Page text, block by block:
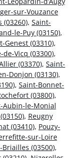
sur-Vouzance
(03260), Saint-
le-Puy (03150),
Genest (03310),
Vicq (03300),
(03370), Saint-
Donjon (03130),
, Saint-Bonnet-
(03800),
Aubin-le-Monial
, Reugny
(03410), Pouzy-
sur-Loire
Briailles (03500),